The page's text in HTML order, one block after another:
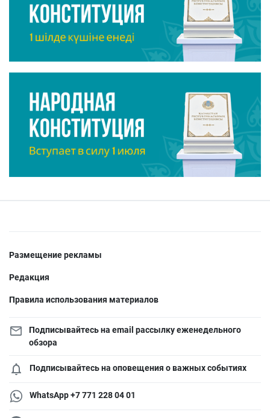
Размещение рекламы
Редакция
Правила использования материалов
Подписывайтесь на email рассылку еженедельного
обзора
Подписывайтесь на оповещения о важных событиях
WhatsApp +7 771 228 04 01